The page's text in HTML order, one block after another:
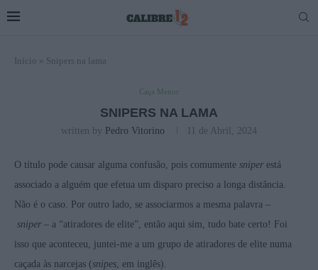
Início » Snipers na lama
Caça Menor
SNIPERS NA LAMA
written by Pedro Vitorino 11 de Abril, 2024
O título pode causar alguma confusão, pois comumente sniper está
associado a alguém que efetua um disparo preciso a longa distância.
Não é o caso. Por outro lado, se associarmos a mesma palavra –
sniper – a “atiradores de elite”, então aqui sim, tudo bate certo! Foi
isso que aconteceu, juntei-me a um grupo de atiradores de elite numa
caçada às narcejas (snipes, em inglês).